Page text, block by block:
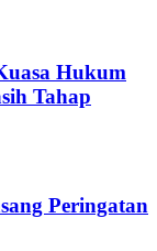
Hukum
Tahap
Peringatan